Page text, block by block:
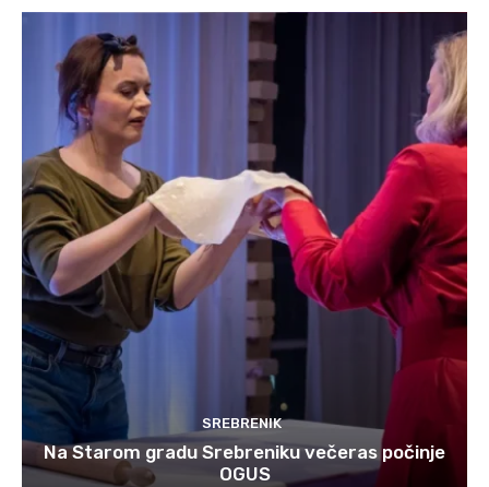
SREBRENIK
Na Starom gradu Srebreniku večeras počinje
OGUS